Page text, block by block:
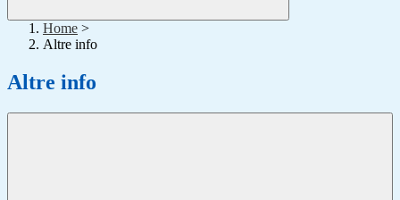
Home >
Altre info
Altre info